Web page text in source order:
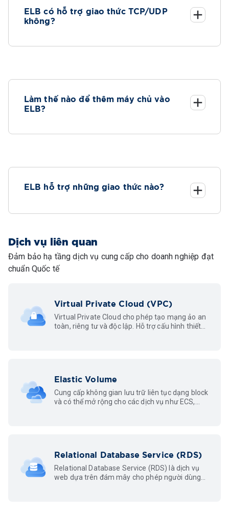
ELB có hỗ trợ giao thức TCP/UDP
không?
Làm thế nào để thêm máy chủ vào
ELB?
ELB hỗ trợ những giao thức nào?
Dịch vụ liên quan
Đảm bảo hạ tầng dịch vụ cung cấp cho doanh nghiệp đạt
chuẩn Quốc tế
Virtual Private Cloud (VPC)
Virtual Private Cloud cho phép tạo mạng ảo an
toàn, riêng tư và độc lập. Hỗ trợ cấu hình thiết
Elastic Volume
Cung cấp không gian lưu trữ liên tục dạng block
và có thể mở rộng cho các dịch vụ như ECS,
Relational Database Service (RDS)
Relational Database Service (RDS) là dịch vụ
web dựa trên đám mây cho phép người dùng